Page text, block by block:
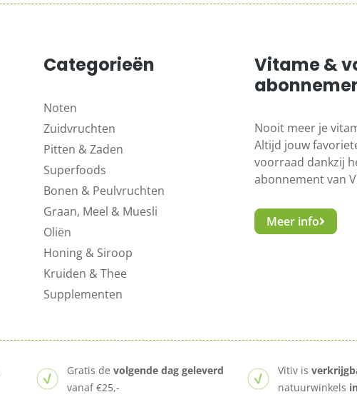
Categorieën
Noten
Zuidvruchten
Pitten & Zaden
Superfoods
Bonen & Peulvruchten
Graan, Meel & Muesli
Oliën
Honing & Siroop
Kruiden & Thee
Supplementen
Vitame &
Nooit meer je
Altijd jouw
voorraad dankzij
abonnement van
Meer info
Gratis devolgende dag geleverd
vanaf €25,-
Vitiv is
natuurwinkels